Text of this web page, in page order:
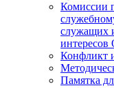
Комиссии
служащих
Конфликт
Памятка